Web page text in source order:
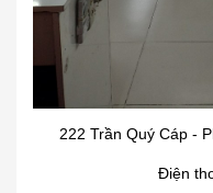
222 Trần Quý Cáp -
Điện